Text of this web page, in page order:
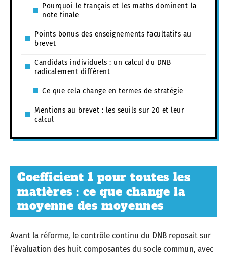
Pourquoi le français et les maths dominent la
note finale
Points bonus des enseignements facultatifs au
brevet
Candidats individuels : un calcul du DNB
radicalement différent
Ce que cela change en termes de stratégie
Mentions au brevet : les seuils sur 20 et leur
calcul
Coefficient 1 pour toutes les
matières : ce que change la
moyenne des moyennes
Avant la réforme, le contrôle continu du DNB reposait sur
l’évaluation des huit composantes du socle commun, avec